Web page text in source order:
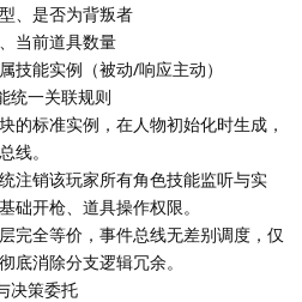
、是否为背叛者
当前道具数量
技能实例（被动/响应主动）
统一关联规则
的标准实例，在人物初始化时生成，
线。
注销该玩家所有角色技能监听与实
础开枪、道具操作权限。
完全等价，事件总线无差别调度，仅
底消除分支逻辑冗余。
决策委托